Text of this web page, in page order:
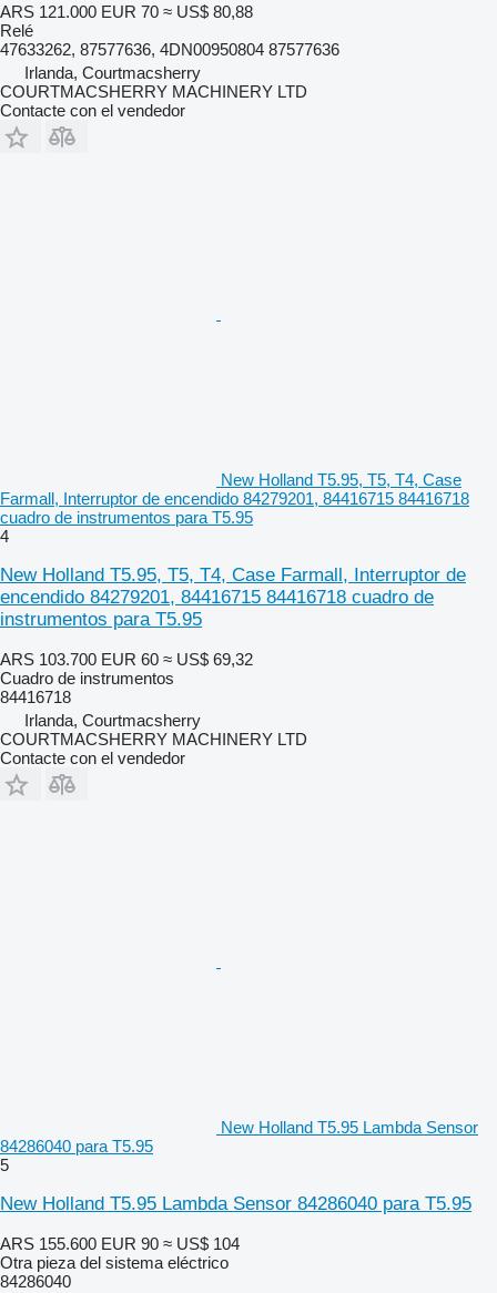
ARS 121.000 EUR 70 ≈ US$ 80,88
Relé
47633262, 87577636, 4DN00950804 87577636
Irlanda, Courtmacsherry
COURTMACSHERRY MACHINERY LTD
Contacte con el vendedor
New Holland T5.95, T5, T4, Case
Farmall, Interruptor de encendido 84279201, 84416715 84416718
cuadro de instrumentos para T5.95
4
New Holland T5.95, T5, T4, Case Farmall, Interruptor de
encendido 84279201, 84416715 84416718 cuadro de
instrumentos para T5.95
ARS 103.700 EUR 60 ≈ US$ 69,32
Cuadro de instrumentos
84416718
Irlanda, Courtmacsherry
COURTMACSHERRY MACHINERY LTD
Contacte con el vendedor
New Holland T5.95 Lambda Sensor
84286040 para T5.95
5
New Holland T5.95 Lambda Sensor 84286040 para T5.95
ARS 155.600 EUR 90 ≈ US$ 104
Otra pieza del sistema eléctrico
84286040